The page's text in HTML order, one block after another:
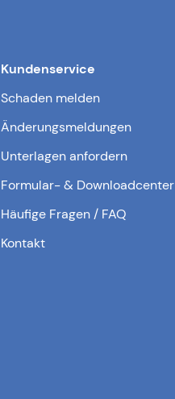
Kundenservice
Schaden melden
Änderungsmeldungen
Unterlagen anfordern
Formular- & Downloadcenter
Häufige Fragen / FAQ
Kontakt